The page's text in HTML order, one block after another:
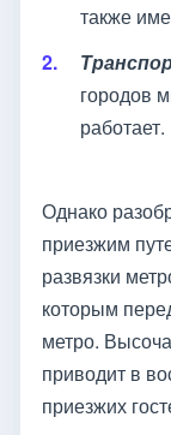
также
городов
работает.
Однако
приезжим
развязки
которым
метро.
приводит в
приезжих